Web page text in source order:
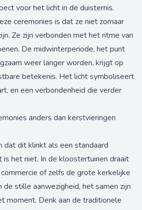
voor het licht in de duisternis.
ceremonies is dat ze niet zomaar
Ze zijn verbonden met het ritme van
De midwinterperiode, het punt
weer langer worden, krijgt op
betekenis. Het licht symboliseert
en een verbondenheid die verder
anders dan kerstvieringen
dat dit klinkt als een standaard
is het niet. In de kloostertuinen draait
of zelfs de grote kerkelijke
stille aanwezigheid, het samen zijn
moment. Denk aan de traditionele